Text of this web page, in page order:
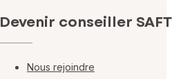
Devenir conseiller
Nous rejoindre